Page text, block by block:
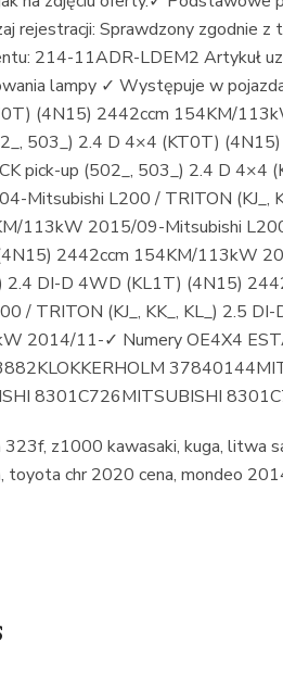
Sprawdzony zgodnie z
214-11ADR-LDEM2 Artykuł
lampy ✓ Występuje w
(4N15) 2442ccm 154KM/
503_) 2.4 D 4×4 (KT0T)
pick-up (502_, 503_) 2.4 D 4×4
Mitsubishi L200 / TRITON (KJ_,
113kW 2015/09-Mitsubishi L200
2442ccm 154KM/113kW
2.4 DI-D 4WD (KL1T) (4N15)
/ TRITON (KJ_, KK_, KL_) 2.5
2014/11-✓ Numery OE4X4
8301C726MITSUBISHI
323f, z1000 kawasaki, kuga, litwa
toyota chr 2020 cena, mondeo